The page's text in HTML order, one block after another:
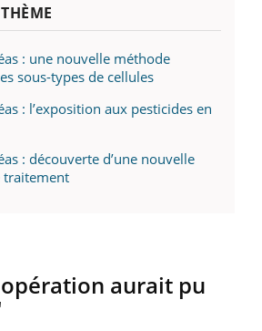
: une nouvelle méthode
sous-types de cellules
: l’exposition aux pesticides en
: découverte d’une nouvelle
traitement
aurait pu